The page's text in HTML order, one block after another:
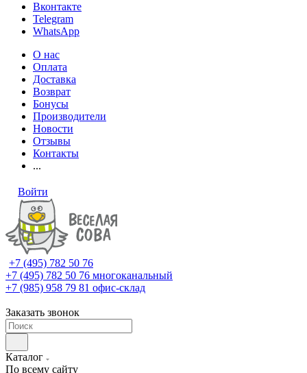
Вконтакте
Telegram
WhatsApp
О нас
Оплата
Доставка
Возврат
Бонусы
Производители
Новости
Отзывы
Контакты
...
Войти
+7 (495) 782 50 76
+7 (495) 782 50 76 многоканальный
+7 (985) 958 79 81 офис-склад
Заказать звонок
Каталог
По всему сайту